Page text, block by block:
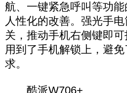
航、一键紧急呼叫等功
人性化的改善。强光手
关，推动手机右侧键即
用到了手机解锁上，避
求。
酷派W706+